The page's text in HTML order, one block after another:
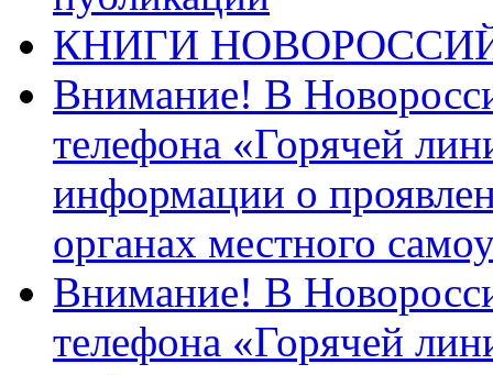
КНИГИ
Внимание! В
телефона «Горячей
информации о
органах местного
Внимание! В
телефона «Горячей